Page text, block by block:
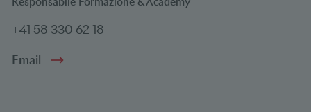
+41 58 330 62 18
Email